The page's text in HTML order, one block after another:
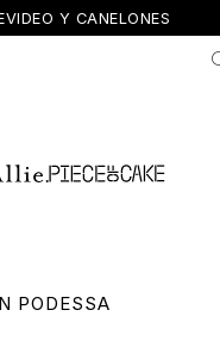
Y CANELONES
PODESSA